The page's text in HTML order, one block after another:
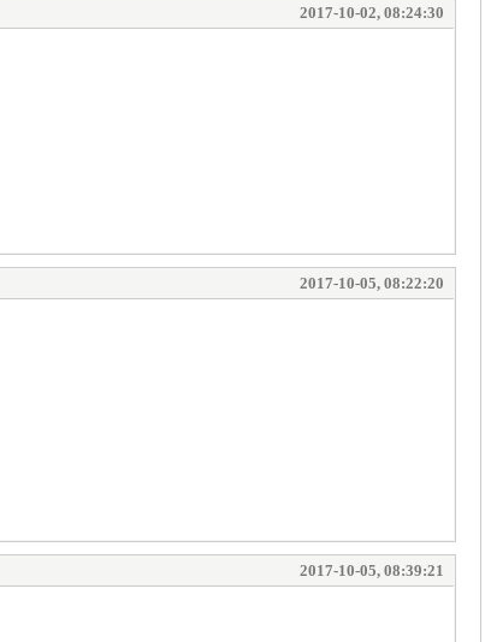
2017-10-02, 08:24:30
2017-10-05, 08:22:20
2017-10-05, 08:39:21